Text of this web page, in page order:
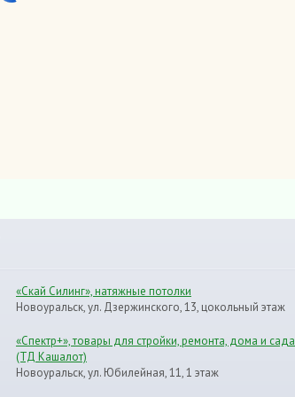
«Скай Силинг», натяжные потолки
Новоуральск, ул. Дзержинского, 13, цокольный этаж
«Спектр+», товары для стройки, ремонта, дома и сада
(ТД Кашалот)
Новоуральск, ул. Юбилейная, 11, 1 этаж